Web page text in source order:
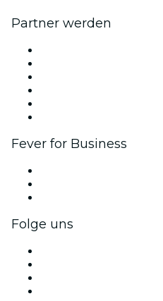
Partner werden
Fever for Business
Folge uns